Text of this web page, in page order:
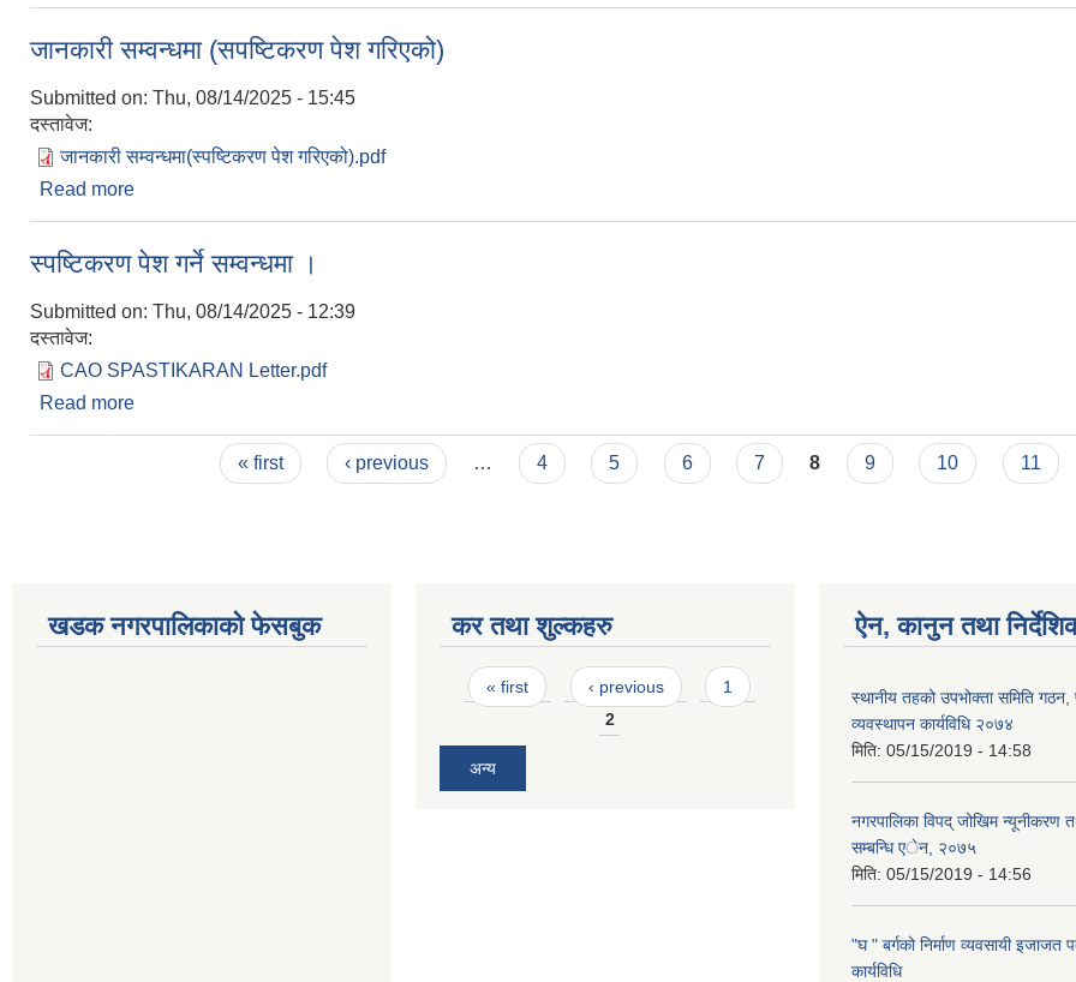
जानकारी सम्वन्धमा (सपष्टिकरण पेश गरिएको)
Submitted on: Thu, 08/14/2025 - 15:45
दस्तावेज:
जानकारी सम्वन्धमा(स्पष्टिकरण पेश गरिएको).pdf
Read more
स्पष्टिकरण पेश गर्ने सम्वन्धमा ।
Submitted on: Thu, 08/14/2025 - 12:39
दस्तावेज:
CAO SPASTIKARAN Letter.pdf
Read more
« first ‹ previous … 4 5 6 7 8 9 10 11
खडक नगरपालिकाको फेसबुक कर तथा शुल्कहरु
Pages
« first ‹ previous
1
2
अन्य
ऐन, कानुन तथा
स्थानीय तहको उपभोक्ता समिति गठन,
व्यवस्थापन कार्यविधि २०७४
मिति: 05/15/2019 - 14:58
नगरपालिका विपद् जोखिम न्यूनीकरण
सम्बन्धि एेन, २०७५
मिति: 05/15/2019 - 14:56
"घ " बर्गको निर्माण व्यवसायी इजाजत
कार्यविधि